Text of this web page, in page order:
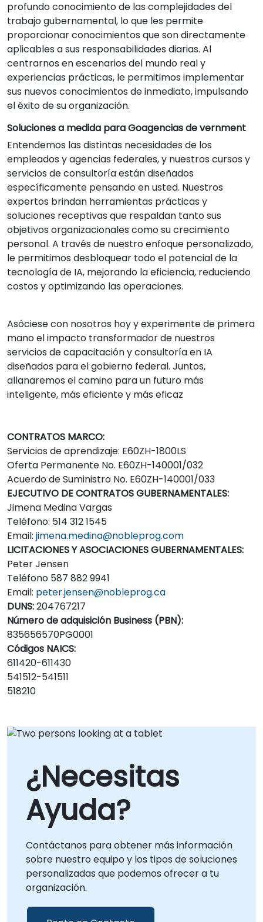
profundo conocimiento de las complejidades del
trabajo gubernamental, lo que les permite
proporcionar conocimientos que son directamente
aplicables a sus responsabilidades diarias. Al
centrarnos en escenarios del mundo real y
experiencias prácticas, le permitimos implementar
sus nuevos conocimientos de inmediato, impulsando
el éxito de su organización.
Soluciones a medida para Goagencias de vernment
Entendemos las distintas necesidades de los
empleados y agencias federales, y nuestros cursos y
servicios de consultoría están diseñados
específicamente pensando en usted. Nuestros
expertos brindan herramientas prácticas y
soluciones receptivas que respaldan tanto sus
objetivos organizacionales como su crecimiento
personal. A través de nuestro enfoque personalizado,
le permitimos desbloquear todo el potencial de la
tecnología de IA, mejorando la eficiencia, reduciendo
costos y optimizando las operaciones.
Asóciese con nosotros hoy y experimente de primera
mano el impacto transformador de nuestros
servicios de capacitación y consultoría en IA
diseñados para el gobierno federal. Juntos,
allanaremos el camino para un futuro más
inteligente, más eficiente y más eficaz
CONTRATOS MARCO:
Servicios de aprendizaje: E60ZH-1800LS
Oferta Permanente No. E60ZH-140001/032
Acuerdo de Suministro No. E60ZH-140001/033
EJECUTIVO DE CONTRATOS GUBERNAMENTALES:
Jimena Medina Vargas
Teléfono: 514 312 1545
Email: jimena.medina@nobleprog.com
LICITACIONES Y ASOCIACIONES GUBERNAMENTALES:
Peter Jensen
Teléfono 587 882 9941
Email: peter.jensen@nobleprog.ca
DUNS:204767217
Número de adquisición Business (PBN):
835656570PG0001
Códigos NAICS:
611420-611430
541512-541511
518210
¿Necesitas
Ayuda?
Contáctanos para obtener más información
sobre nuestro equipo y los tipos de soluciones
personalizadas que podemos ofrecer a tu
organización.